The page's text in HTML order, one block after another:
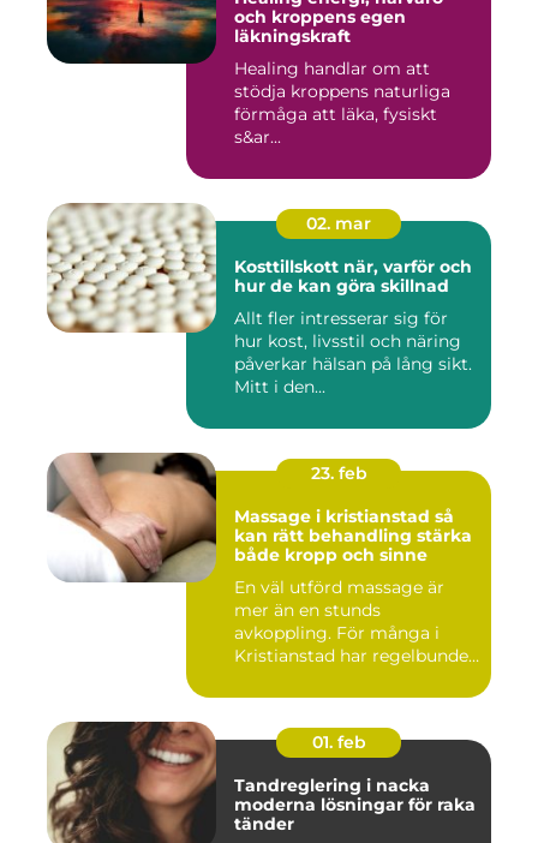
och kroppens egen
läkningskraft
Healing handlar om att
stödja kroppens naturliga
förmåga att läka, fysiskt
s&ar...
02. mar
Kosttillskott när, varför och
hur de kan göra skillnad
Allt fler intresserar sig för
hur kost, livsstil och näring
påverkar hälsan på lång sikt.
Mitt i den...
23. feb
Massage i kristianstad så
kan rätt behandling stärka
både kropp och sinne
En väl utförd massage är
mer än en stunds
avkoppling. För många i
Kristianstad har regelbunden
01. feb
Tandreglering i nacka
moderna lösningar för raka
tänder